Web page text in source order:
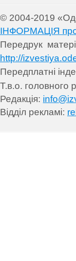
© 2004-2019
ІНФОРМАЦІЯ про
Передрук
http://
Передплатні
Т.в.о. головного
Редакція:
Відділ рекламі: